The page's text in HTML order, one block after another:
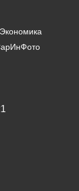
Экономика